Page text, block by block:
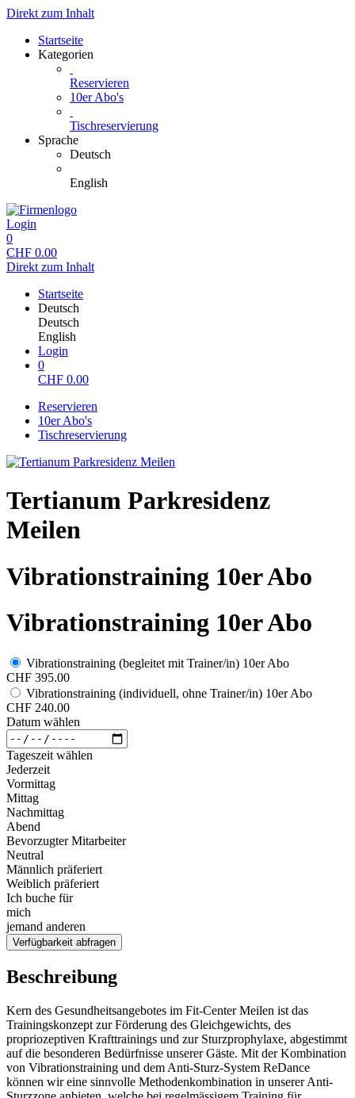
Direkt zum Inhalt
Startseite
Kategorien
Reservieren
10er Abo's
Tischreservierung
Sprache
Deutsch
English
Login
0
CHF 0.00
Direkt zum Inhalt
Startseite
Deutsch
Deutsch
English
Login
0
CHF 0.00
Reservieren
10er Abo's
Tischreservierung
Tertianum Parkresidenz
Meilen
Vibrationstraining 10er Abo
Vibrationstraining 10er Abo
Vibrationstraining (begleitet mit Trainer/in) 10er Abo
CHF 395.00
Vibrationstraining (individuell, ohne Trainer/in) 10er Abo
CHF 240.00
Datum wählen
Tageszeit wählen
Jederzeit
Vormittag
Mittag
Nachmittag
Abend
Bevorzugter Mitarbeiter
Neutral
Männlich präferiert
Weiblich präferiert
Ich buche für
mich
jemand anderen
Verfügbarkeit abfragen
Beschreibung
Kern des Gesundheitsangebotes im Fit-Center Meilen ist das
Trainingskonzept zur Förderung des Gleichgewichts, des
propriozeptiven Krafttrainings und zur Sturzprophylaxe, abgestimmt
auf die besonderen Bedürfnisse unserer Gäste. Mit der Kombination
von Vibrationstraining und dem Anti-Sturz-System ReDance
können wir eine sinnvolle Methodenkombination in unserer Anti-